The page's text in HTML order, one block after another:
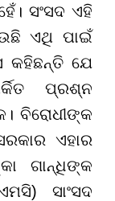
ସଂସଦ ଏହି
ଏଥି ପାଇଁ
କହିଛନ୍ତି ଯେ
ପ୍ରଶ୍ନ
ବିରୋଧୀଙ୍କ
ଏହାର
ଗାନ୍ଧିଙ୍କ
ସାଂସଦ